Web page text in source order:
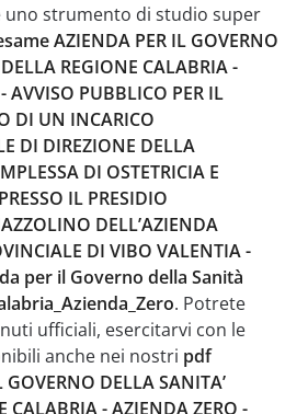
uno strumento di studio super
AZIENDA PER IL GOVERNO
REGIONE CALABRIA -
AVVISO PUBBLICO PER IL
DI UN INCARICO
DI DIREZIONE DELLA
DI OSTETRICIA E
IL PRESIDIO
DELL’AZIENDA
DI VIBO VALENTIA -
per il Governo della Sanità
. Potrete
ufficiali, esercitarvi con le
anche nei nostri pdf
DELLA SANITA’
CALABRIA - AZIENDA ZERO -